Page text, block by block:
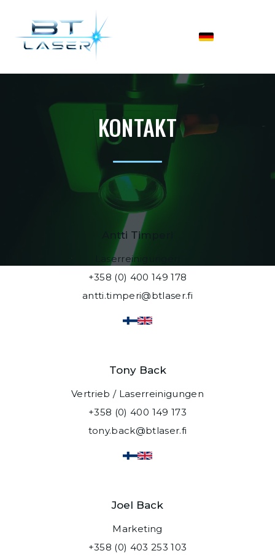
KONTAKT
Antti Timperi
Laserreinigungen
+358 (0) 400 149 178
antti.timperi@btlaser.fi
Tony Back
Vertrieb / Laserreinigungen
+358 (0) 400 149 173
tony.back@btlaser.fi
Joel Back
Marketing
+358 (0) 403 253 103